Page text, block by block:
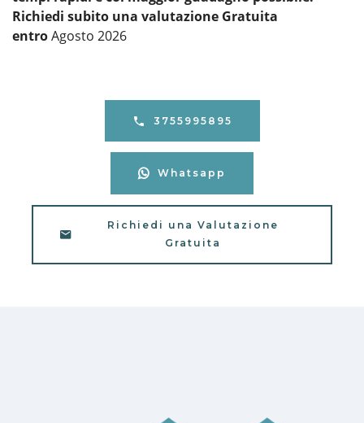
Richiedi subito una valutazione Gratuita
entroAgosto 2026
3755995895
Whatsapp
Richiedi una Valutazione
Gratuita